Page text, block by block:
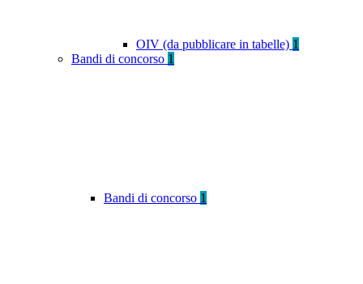
OIV (da pubblicare in tabelle) 1
Bandi di concorso 1
Bandi di concorso 1